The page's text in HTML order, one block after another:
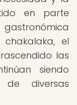
en parte
el
las
siendo
de diversas